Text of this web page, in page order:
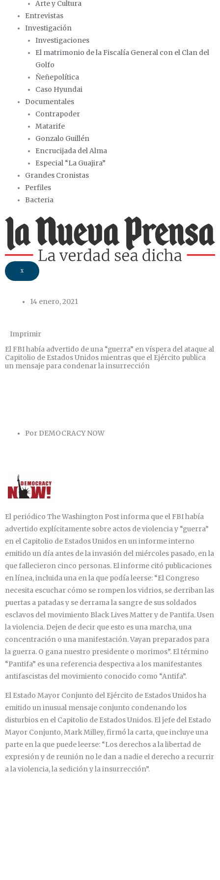
k e
r
a
m
Arte y Cultura
Entrevistas
Investigación
Investigaciones
El matrimonio de la Fiscalía General con el Clan del
Golfo
Ñeñepolítica
Caso Hyundai
Documentales
Contrapoder
Matarife
Gonzalo Guillén
Encrucijada del Alma
Especial “La Guajira”
Grandes Cronistas
Perfiles
Bacteria
X
14 enero, 2021
Imprimir
El FBI había advertido de una “guerra” en víspera del ataque al
Capitolio de Estados Unidos mientras que el Ejército publica
un mensaje para condenar la insurrección
Por DEMOCRACY NOW
El periódico The Washington Post informa que el FBIhabía
advertido explícitamente sobre actos de violencia y “guerra”
en el Capitolio de Estados Unidos en un informe interno
emitido un día antes de la invasión del miércoles pasado, en la
que fallecieron cinco personas. El informe citó publicaciones
en línea, incluida una en la que podía leerse: “El Congreso
necesita escuchar cómo se rompen los vidrios, se derriban las
puertas a patadas y se derrama la sangre de sus soldados
esclavos del movimiento Black Lives Matter y de Pantifa. Usen
la violencia. Dejen de decir que esto es una marcha, una
concentración o una manifestación. Vayan preparados para
la guerra. O gana nuestro presidente o morimos”. El término
“Pantifa” es una referencia despectiva a los manifestantes
antifascistas del movimiento conocido como “Antifa”.
El Estado Mayor Conjunto del Ejército de Estados Unidos ha
emitido un inusual mensaje conjunto condenando los
disturbios en el Capitolio de Estados Unidos. El jefe del Estado
Mayor Conjunto, Mark Milley, firmó la carta, que incluye una
parte en la que puede leerse: “Los derechos a la libertad de
expresión y de reunión no le dan a nadie el derecho a recurrir
a la violencia, la sedición y la insurrección”.